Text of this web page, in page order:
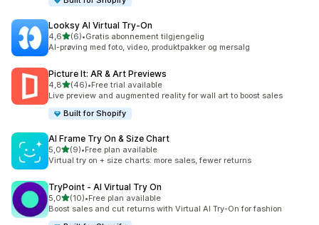
Looksy AI Virtual Try‑On
4,6av 5 stjerner
(6)
Totalt 6 omtaler
•Gratis abonnement tilgjengelig
AI-prøving med foto, video, produktpakker og mersalg
Picture It: AR & Art Previews
4,8av 5 stjerner
(46)
Totalt 46 omtaler
•Free trial available
Live preview and augmented reality for wall art to boost sales
Built for Shopify
AI Frame Try On & Size Chart
5,0av 5 stjerner
(9)
Totalt 9 omtaler
•Free plan available
Virtual try on + size charts: more sales, fewer returns
TryPoint ‑ AI Virtual Try On
5,0av 5 stjerner
(10)
Totalt 10 omtaler
•Free plan available
Boost sales and cut returns with Virtual AI Try-On for fashion